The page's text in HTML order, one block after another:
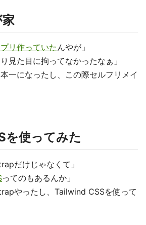
リ作っていたんやが」
見た目に拘ってなかったなぁ」
一になったし、この際セルフリメイ
使ってみた
だけじゃなくて」
ってのもあるんか」
やったし、Tailwind CSSを使って